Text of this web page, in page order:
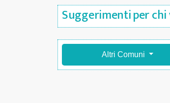
Suggerimenti per chi
Altri Comuni